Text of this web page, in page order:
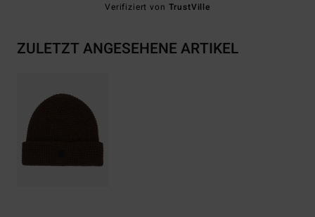
Verifiziert von TrustVille
ZULETZT ANGESEHENE ARTIKEL